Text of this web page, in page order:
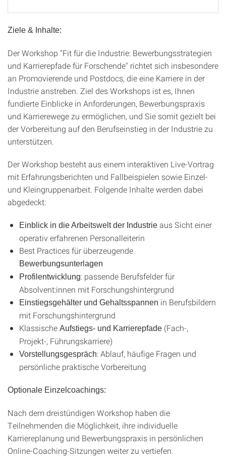
Ziele & Inhalte:
Der Workshop "Fit für die Industrie: Bewerbungsstrategien
und Karrierepfade für Forschende" richtet sich insbesondere
an Promovierende und Postdocs, die eine Karriere in der
Industrie anstreben. Ziel des Workshops ist es, Ihnen
fundierte Einblicke in Anforderungen, Bewerbungspraxis
und Karrierewege zu ermöglichen, und Sie somit gezielt bei
der Vorbereitung auf den Berufseinstieg in der Industrie zu
unterstützen.
Der Workshop besteht aus einem interaktiven Live-Vortrag
mit Erfahrungsberichten und Fallbeispielen sowie Einzel-
und Kleingruppenarbeit. Folgende Inhalte werden dabei
abgedeckt:
Einblick in die Arbeitswelt der Industrie aus Sicht einer
operativ erfahrenen Personalleiterin
Best Practices für überzeugende
Bewerbungsunterlagen
Profilentwicklung: passende Berufsfelder für
Absolvent:innen mit Forschungshintergrund
Einstiegsgehälter und Gehaltsspannen in Berufsbildern
mit Forschungshintergrund
Klassische Aufstiegs- und Karrierepfade (Fach-,
Projekt-, Führungskarriere)
Vorstellungsgespräch: Ablauf, häufige Fragen und
persönliche praktische Vorbereitung
Optionale Einzelcoachings:
Nach dem dreistündigen Workshop haben die
Teilnehmenden die Möglichkeit, ihre individuelle
Karriereplanung und Bewerbungspraxis in persönlichen
Online-Coaching-Sitzungen weiter zu vertiefen.